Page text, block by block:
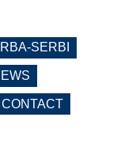
SERBI
CONTACT